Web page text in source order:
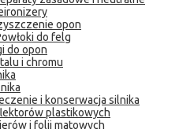
opon
do felg
do opon
i chromu
i konserwacja silnika
plastikowych
i folii matowych